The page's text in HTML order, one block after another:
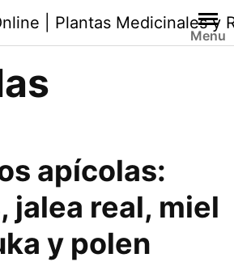
| Plantas Medicinales y
Menu
apícolas:
jalea real, miel
y polen